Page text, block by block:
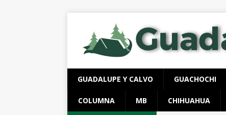
GUADALUPE Y CALVO GUACHOCHI
COLUMNA MB CHIHUAHUA